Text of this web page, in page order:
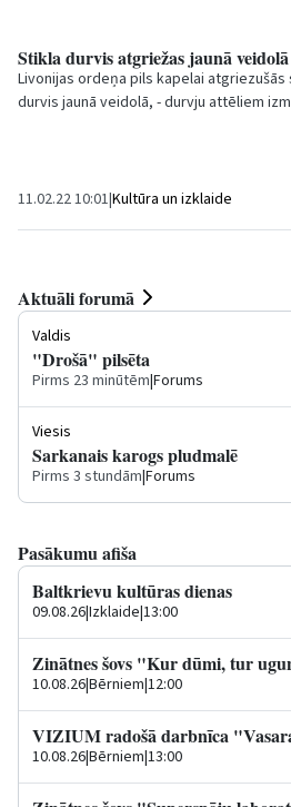
Stikla durvis atgriežas jaunā veidolā
Livonijas ordeņa pils kapelai atgriezušās
durvis jaunā veidolā, - durvju attēliem
11.02.22 10:01|Kultūra un izklaide
Aktuāli forumā
Valdis
"Drošā" pilsēta
Pirms 23 minūtēm|Forums
Viesis
Sarkanais karogs pludmalē
Pirms 3 stundām|Forums
Pasākumu afiša
Baltkrievu kultūras dienas
09.08.26|Izklaide|13:00
Zinātnes šovs "Kur dūmi, tur
10.08.26|Bērniem|12:00
VIZIUM radošā darbnīca
10.08.26|Bērniem|13:00